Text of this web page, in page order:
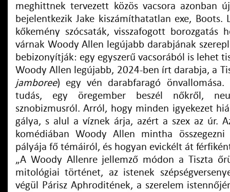
meghittnek tervezett közös vacsora azonban
bejelentkezik Jake kiszámíthatatlan exe,
kőkemény szócsaták, visszafogott borozgatás
várnak Woody Allen legújabb darabjának
bebizonyítják: egy egyszerű vacsorából is lehet
Woody Allen legújabb, 2024-ben írt darabja, a
jamboree) egy vén darabfaragó önvallomása.
tudás, egy öregember beszél nőkről,
sznobizmusról. Arról, hogy minden igyekezet
gálya, s alul a víznek árja, azért a szex az úr.
komédiában Woody Allen mintha
pályája fő témáiról, és hogyan evickélt át
„A Woody Allenre jellemző módon a Tiszta
mitológiai történet, az istenek
végül Párisz Aphroditének, a szerelem